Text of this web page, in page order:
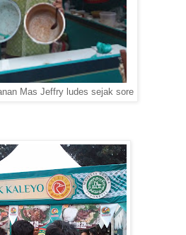
Mas Jeffry ludes sejak sore